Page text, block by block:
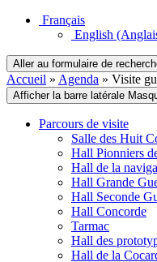
Français
English
Aller au formulaire de
Accueil » Agenda » Visite
Afficher la barre latérale
Parcours de visite
Salle des Huit
Hall Pionniers
Hall de la
Hall Grande
Hall Seconde
Hall Concorde
Tarmac
Hall des
Hall de la